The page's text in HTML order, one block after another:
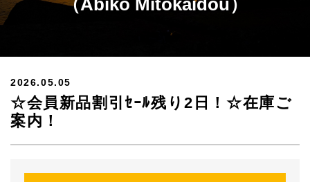
（Abiko Mitokaidou）
2026.05.05
☆会員新品割引ｾｰﾙ残り2日！☆在庫ご
案内！